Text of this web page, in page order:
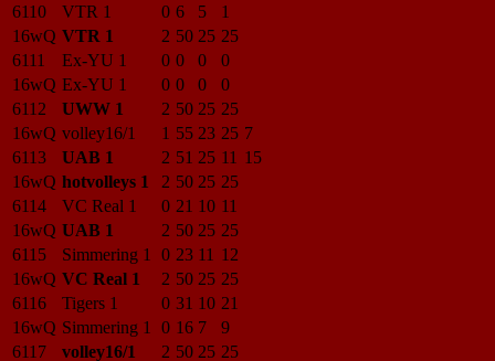
6110
VTR 1 0 6 5
1
16wQ VTR 1 2 50 25 25
6111
Ex-YU 1 0 0 0
0
16wQ Ex-YU 1 0 0 0
0
6112
UWW 1 2 50 25 25
16wQ volley16/1 1 55 23 25 7
6113
UAB 1 2 51 25 11 15
16wQ hotvolleys 1 2 50 25 25
6114
VC Real 1 0 21 10 11
16wQ UAB 1 2 50 25 25
6115
Simmering 1 0 23 11 12
16wQ VC Real 1 2 50 25 25
6116
Tigers 1 0 31 10 21
16wQ Simmering 1 0 16 7
9
6117
volley16/1 2 50 25 25